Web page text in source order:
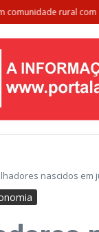
rural com apoio
nascidos em